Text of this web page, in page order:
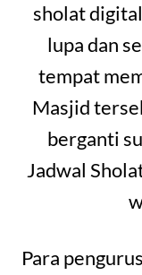
sholat
lupa dan
tempat
Masjid
berganti
Jadwal
Para